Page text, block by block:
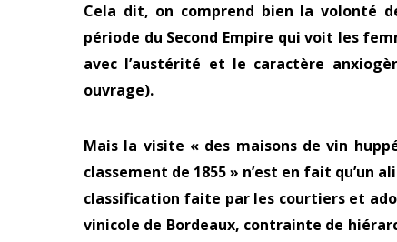
Cela dit, on comprend bien la volonté
période du Second Empire qui voit les
avec l’austérité et le caractère
ouvrage).
Mais la visite « des maisons de vin
classement de 1855 » n’est en fait qu’un
classification faite par les courtiers et
vinicole de Bordeaux, contrainte de